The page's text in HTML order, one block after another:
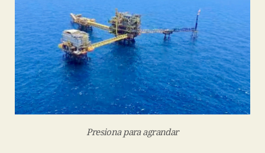
Presiona para agrandar